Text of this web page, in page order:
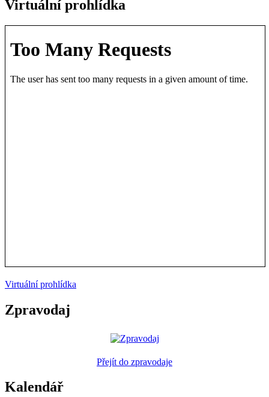
Virtuální prohlídka
Virtuální prohlídka
Zpravodaj
Přejít do zpravodaje
Kalendář